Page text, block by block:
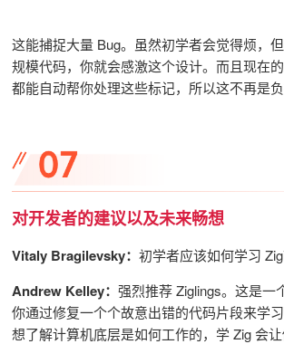
这能捕捉大量 Bug。虽然初学者会觉得烦，
规模代码，你就会感激这个设计。而且现在的
都能自动帮你处理这些标记，所以这不再是负
对开发者的建议以及未来畅想
Vitaly Bragilevsky： 初学者应该如何学习 Zig
Andrew Kelley： 强烈推荐 Ziglings。这是一
你通过修复一个个故意出错的代码片段来学
想了解计算机底层是如何工作的，学 Zig 会